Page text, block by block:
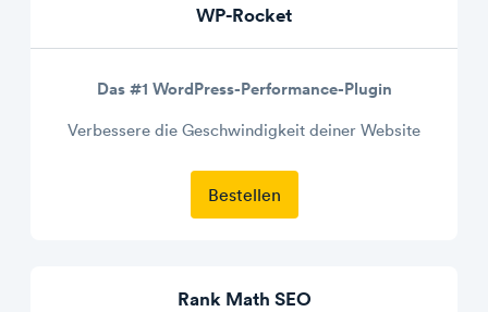
WP-Rocket
Das #1 WordPress-Performance-Plugin
Verbessere die Geschwindigkeit deiner Website
Bestellen
Rank Math SEO